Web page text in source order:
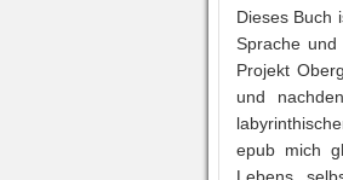
Dieses Buch
Sprache
Projekt
und
epub mich